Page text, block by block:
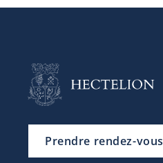
Prendre rendez-vous